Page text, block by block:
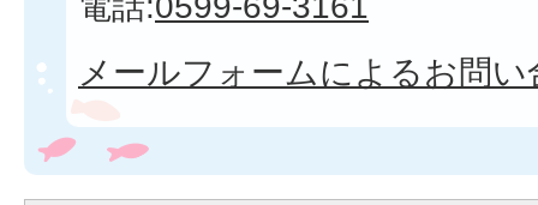
メールフォームによるお問い